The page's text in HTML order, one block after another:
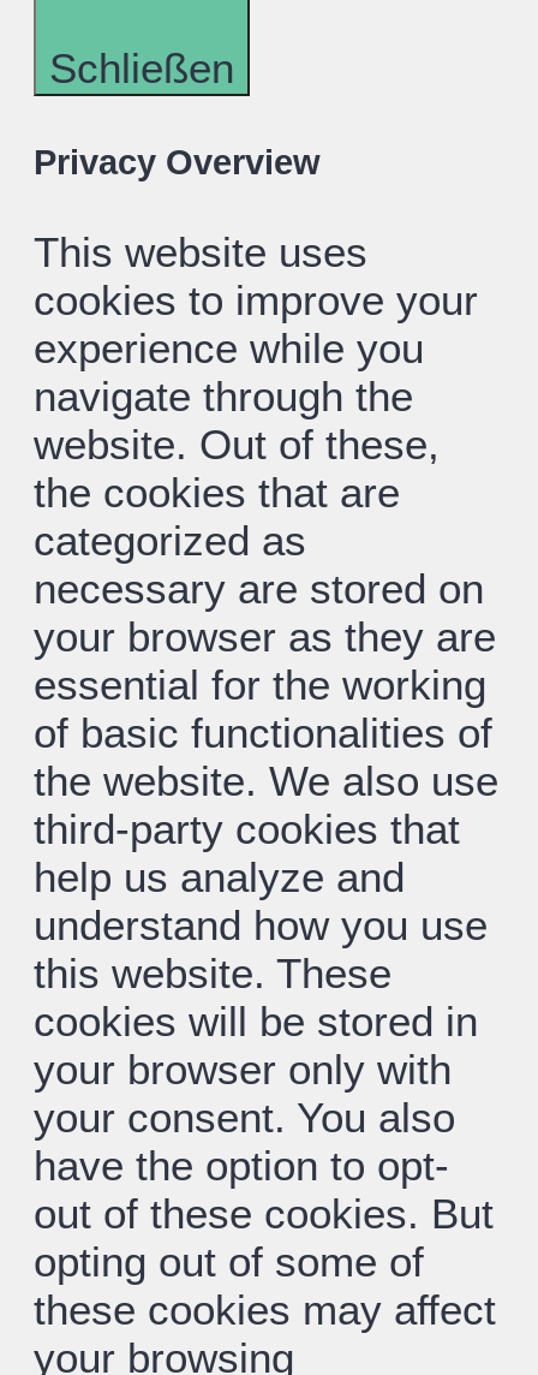
Schließen
Privacy Overview
This website uses
cookies to improve your
experience while you
navigate through the
website. Out of these,
the cookies that are
categorized as
necessary are stored on
your browser as they are
essential for the working
of basic functionalities of
the website. We also use
third-party cookies that
help us analyze and
understand how you use
this website. These
cookies will be stored in
your browser only with
your consent. You also
have the option to opt-
out of these cookies. But
opting out of some of
these cookies may affect
your browsing